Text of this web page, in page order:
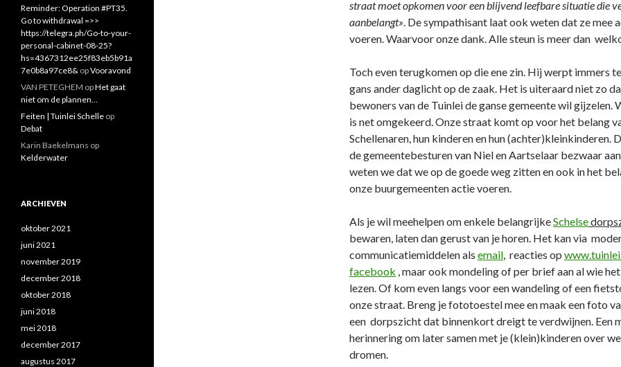
straat moet opkomen voor een blijvend leefbare situatie die
aanbelangt». De sympathisant laat ook weten dat ze mee
voeren. Waarvoor onze dank. Alle steun is meer dan
Toch even terugkomen op die ene zin. Hij werpt immers
gans ander daglicht op de zaak. Het is uiteraard niet zo
bewoners van de Tuinlei de ganse gemeente wil gijzelen.
is net omgekeerd. Onze straat komt op voor het belang
Schellenaren, hun kinderen en hun (achter)kleinkinderen.
de gemeentebesturen van Niel en Aartselaar bezwaar
weten we dat we op de goede weg zitten en ook in het
onze buurgemeenten actie voeren.
Als je wil meehelpen om enkele belangrijkeSchelse
bewaren, laten dan gerust van je horen. Het kan via
communicatiemiddelen als email, reacties op
facebook , maar ook mondeling of per brief aan al wie
lezen. Of kom even langs voor een wandeling of een
onze straat. Breng je fototoestel mee en maak een foto
een dorpszicht dat binnenkort dreigt te verdwijnen. Een
herinnering om later samen met je (klein)kinderen over
dromen.
Reminder: Operation #PT35.
Go to withdrawal =>>
https://telegra.ph/Go-to-your-
personal-cabinet-08-25?
hs=4367312ee25f83eb5b91a
7e0b8a97ce8& opVooravond
VAN PETEGHEM opHet gaat
niet om de plannen…
Feiten | Tuinlei Schelle op
Debat
Karin Baekelmans op
Kelderwater
ARCHIEVEN
oktober 2021
juni 2021
november 2019
december 2018
oktober 2018
juni 2018
mei 2018
december 2017
augustus 2017